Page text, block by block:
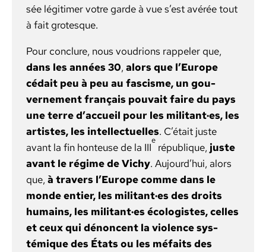
sée légitimer votre garde à vue s’est avérée tout
à fait grotesque.
Pour con­clure, nous voudri­ons rap­pel­er que,
dans les années 30, alors que l’Europe
cédait peu à peu au fas­cisme, un gou­
verne­ment français pou­vait faire du pays
une terre d’accueil pour les militant·es, les
artistes, les intel­lectuelles. C’était juste
avant la fin hon­teuse de la III
e
république, juste
avant le régime de Vichy. Aujourd’hui, alors
que, à tra­vers l’Europe comme dans le
monde entier, les militant·es des droits
humains, les militant·es écol­o­gistes, celles
et ceux qui dénon­cent la vio­lence sys­
témique des États ou les méfaits des